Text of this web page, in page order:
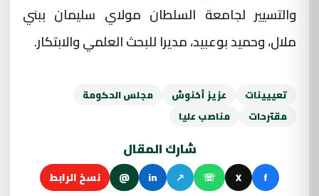
والتسيير لجامعة السلطان مولاي سليمان ببني
ملال، وحميد بوعبيد، مديرا للبحث العلمي والابتكار.
تعييينات عزيز أخنوش
مجلس الحكومة
مقترحات
مناصب عليا
شارك المقال
f
X
☏
↗
in
@ نسخ الرابط